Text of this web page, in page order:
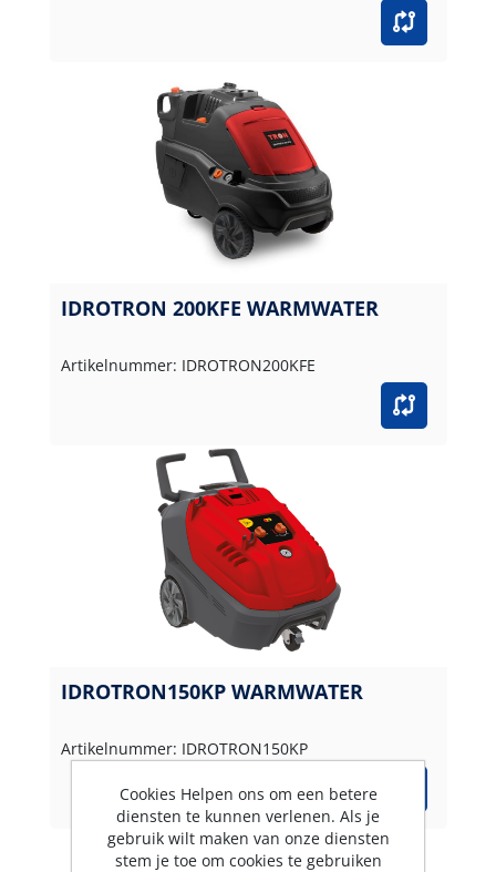
IDROTRON 200KFE WARMWATER
Artikelnummer: IDROTRON200KFE
IDROTRON150KP WARMWATER
Artikelnummer: IDROTRON150KP
Cookies Helpen ons om een betere
diensten te kunnen verlenen. Als je
gebruik wilt maken van onze diensten
stem je toe om cookies te gebruiken